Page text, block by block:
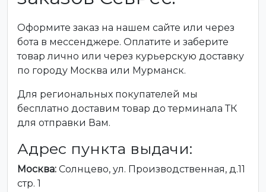
Оформите заказ на нашем сайте или через
бота в мессенджере. Оплатите и заберите
товар лично или через курьерскую доставку
по городу Москва или Мурманск.
Для региональных покупателей мы
бесплатно доставим товар до терминала ТК
для отправки Вам.
Адрес пункта выдачи:
Москва: Солнцево, ул. Производственная, д.11
стр. 1